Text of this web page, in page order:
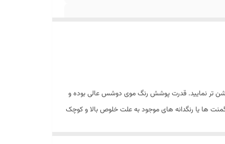
تر نمایید. قدرت پوشش رنگ موی دوشس عالی بوده و
ها یا رنگدانه های موجود به علت خلوص بالا و کوچک